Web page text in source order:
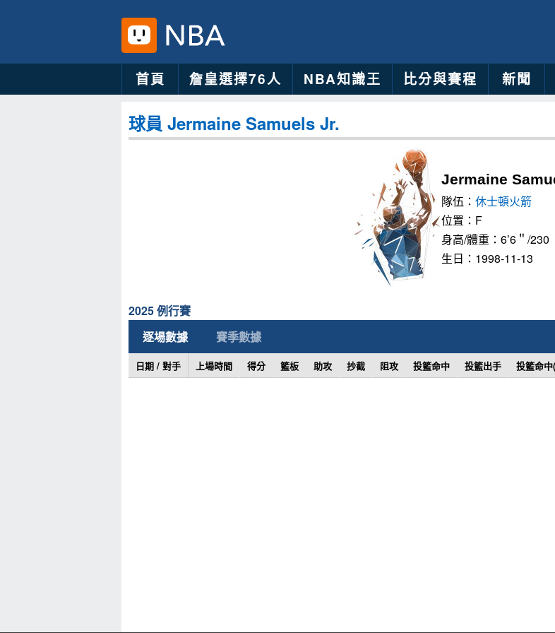
首頁 詹皇選擇76人 NBA知識王 比分與賽程 新聞
球員 Jermaine Samuels Jr.
Jermaine
隊伍： 休士頓火箭
位置：F
身高/體重：6’6＂/230
生日：1998-11-13
2025 例行賽
逐場數據
賽季數據
日期 / 對手 上場時間 得分 籃板 助攻 抄截 阻攻 投籃命中 投籃出手 投籃命